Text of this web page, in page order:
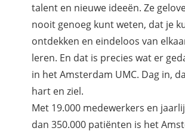
talent en nieuwe ideeën. Ze
nooit genoeg kunt weten, dat je
ontdekken en eindeloos van
leren. En dat is precies wat er
in het Amsterdam UMC. Dag in,
hart en ziel.
Met 19.000 medewerkers en
dan 350.000 patiënten is het